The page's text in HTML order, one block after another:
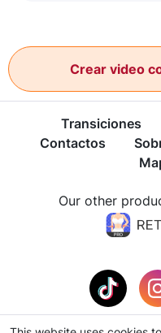
Crear video
Transiciones
Contactos
Our other